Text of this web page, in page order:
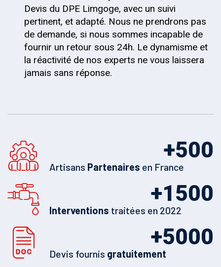
Devis du DPE Limgoge, avec un suivi
pertinent, et adapté. Nous ne prendrons pas
de demande, si nous sommes incapable de
fournir un retour sous 24h. Le dynamisme et
la réactivité de nos experts ne vous laissera
jamais sans réponse.
500
+
Artisans Partenaires en France
1500
+
Interventions traitées en 2022
5000
+
Devis fournis gratuitement